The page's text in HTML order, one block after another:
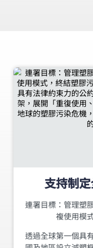
支持制
連署目標：管理塑
複使用模
透過全球第一個具